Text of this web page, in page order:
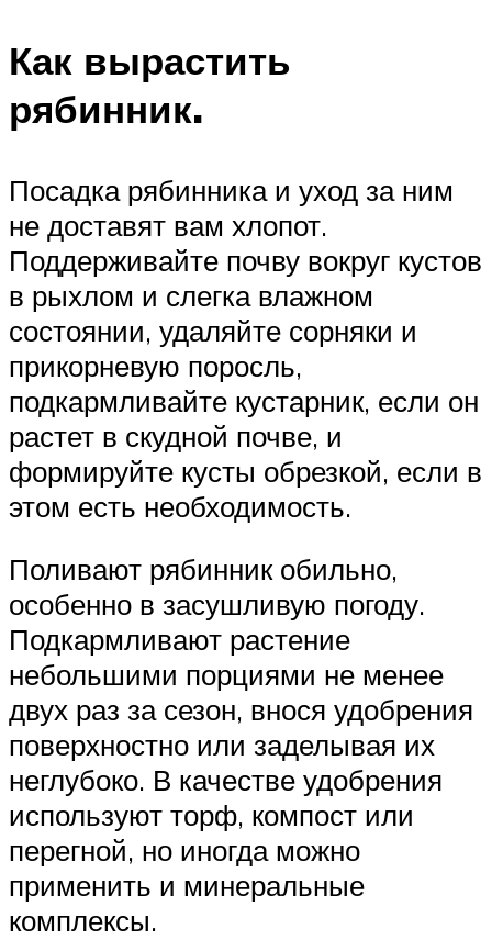
Как вырастить
рябинник.
Посадка рябинника и уход за ним
не доставят вам хлопот.
Поддерживайте почву вокруг кустов
в рыхлом и слегка влажном
состоянии, удаляйте сорняки и
прикорневую поросль,
подкармливайте кустарник, если он
растет в скудной почве, и
формируйте кусты обрезкой, если в
этом есть необходимость.
Поливают рябинник обильно,
особенно в засушливую погоду.
Подкармливают растение
небольшими порциями не менее
двух раз за сезон, внося удобрения
поверхностно или заделывая их
неглубоко. В качестве удобрения
используют торф, компост или
перегной, но иногда можно
применить и минеральные
комплексы.